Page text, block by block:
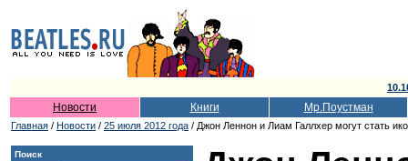
Новости Книги Мр.Поустман
Главная / Новости / 25 июля 2012 года / Джон Леннон и Лиам Галлхер могут стать
Поиск